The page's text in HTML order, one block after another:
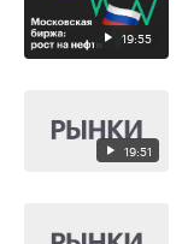
19:55
19:51